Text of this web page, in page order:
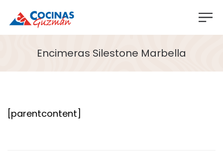
Encimeras Silestone Marbella
[parentcontent]